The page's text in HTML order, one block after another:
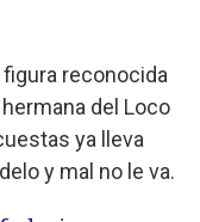
reconocida
del Loco
ya lleva
y mal no le va.